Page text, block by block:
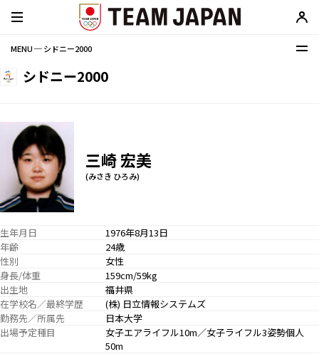
MENU ─ シドニー2000
シドニー2000
三崎 宏美
(みさき ひろみ)
生年月日
1976年8月13日
年齢
24歳
性別
女性
身長/体重
159cm/59kg
出生地
福井県
在学校名／最終学歴
(株) 日立情報システムズ
勤務先／所属先
日本大学
出場予定種目
女子エアライフル10m／女子ライフル3姿勢個人
50m